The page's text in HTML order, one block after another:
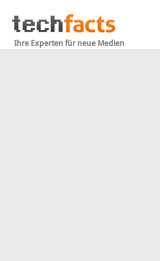
Ihre Experten für neue Medien